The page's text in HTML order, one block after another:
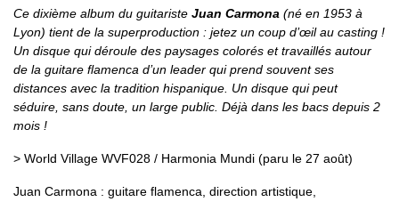
Ce dixième album du guitariste Juan Carmona (né en 1953 à
Lyon) tient de la superproduction : jetez un coup d’œil au casting !
Un disque qui déroule des paysages colorés et travaillés autour
de la guitare flamenca d’un leader qui prend souvent ses
distances avec la tradition hispanique. Un disque qui peut
séduire, sans doute, un large public. Déjà dans les bacs depuis 2
mois !
> World Village WVF028 / Harmonia Mundi (paru le 27 août)
Juan Carmona : guitare flamenca, direction artistique,